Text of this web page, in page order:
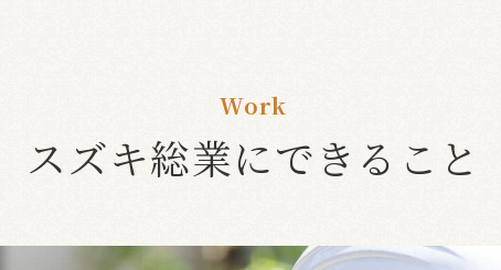
Work
スズキ総業にできること